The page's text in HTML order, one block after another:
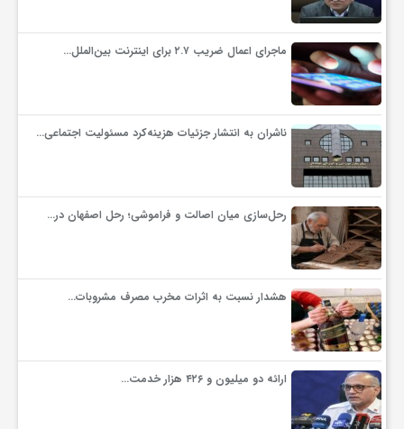
ماجرای اعمال ضریب ۲.۷ برای اینترنت بین‌الملل…
ناشران به انتشار جزئیات هزینه‌کرد مسئولیت اجتماعی…
رحل‌سازی میان اصالت و فراموشی؛ رحل اصفهان در…
هشدار نسبت به اثرات مخرب مصرف مشروبات…
ارائه دو میلیون و ۴۲۶ هزار خدمت…